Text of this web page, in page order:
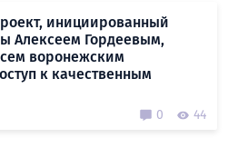
инициированный
Алексеем Гордеевым,
воронежским
к качественным
0 44